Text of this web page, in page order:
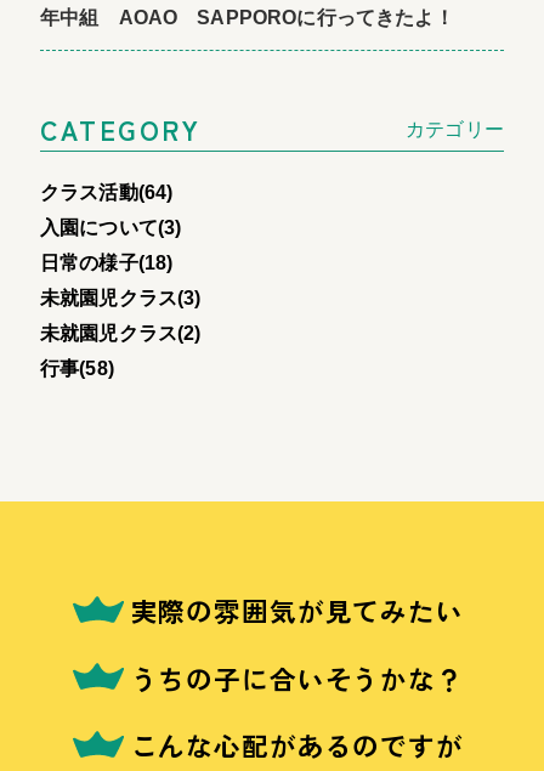
年中組 AOAO SAPPOROに行ってきたよ！
CATEGORY カテゴリー
クラス活動(64)
入園について(3)
日常の様子(18)
未就園児クラス(3)
未就園児クラス(2)
行事(58)
実際の雰囲気が見てみたい
うちの子に合いそうかな？
こんな心配があるのですが